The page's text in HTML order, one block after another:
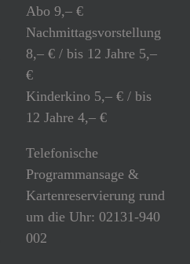
Abo 9,– €
Nachmittagsvorstellung
8,– € / bis 12 Jahre 5,–
€
Kinderkino 5,– € / bis
12 Jahre 4,– €
Telefonische
Programmansage &
Kartenreservierung rund
um die Uhr: 02131-940
002